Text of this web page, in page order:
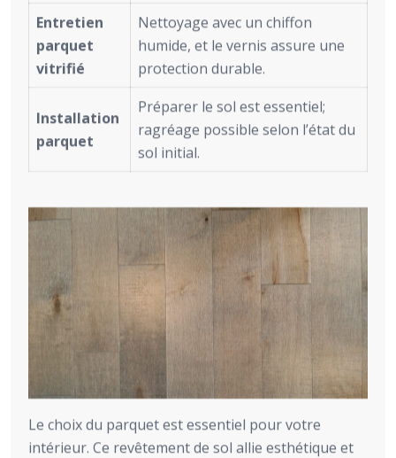
Entretien
parquet
vitrifié
Nettoyage avec un chiffon
humide, et le vernis assure une
protection durable.
Installation
parquet
Préparer le sol est essentiel;
ragréage possible selon l’état du
sol initial.
Le choix du parquet est essentiel pour votre
intérieur. Ce revêtement de sol allie esthétique et